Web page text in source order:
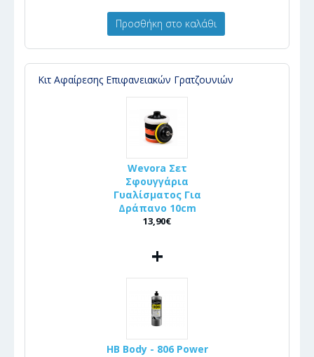
Προσθήκη στο καλάθι
Κιτ Αφαίρεσης Επιφανειακών Γρατζουνιών
Wevora Σετ
Σφουγγάρια
Γυαλίσματος Για
Δράπανο 10cm
13,90€
+
HB Body - 806 Power